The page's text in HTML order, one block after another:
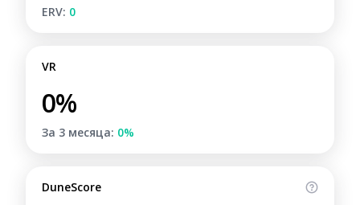
ERV: 0
VR
0%
За 3 месяца: 0%
DuneScore